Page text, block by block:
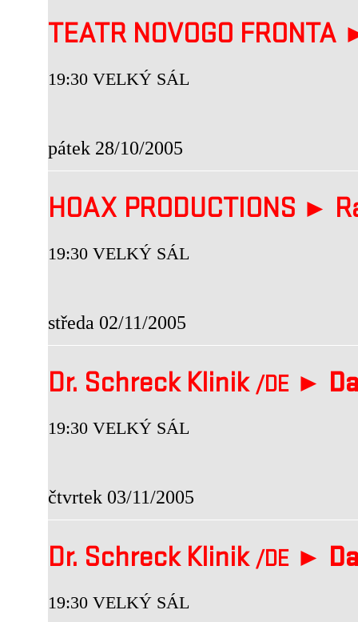
TEATR NOVOGO FRONTA
19:30 VELKÝ SÁL
pátek 28/10/2005
HOAX PRODUCTIONS ►
19:30 VELKÝ SÁL
středa 02/11/2005
Dr. Schreck Klinik /DE ►
19:30 VELKÝ SÁL
čtvrtek 03/11/2005
Dr. Schreck Klinik /DE ►
19:30 VELKÝ SÁL